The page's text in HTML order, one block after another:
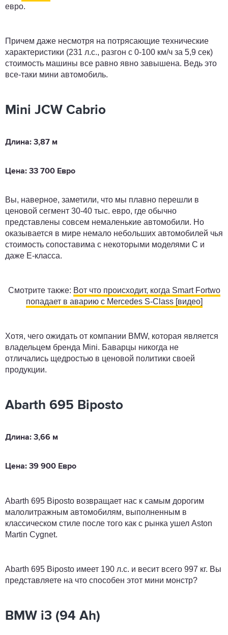
евро.
Причем даже несмотря на потрясающие технические
характеристики (231 л.с., разгон с 0-100 км/ч за 5,9 сек)
стоимость машины все равно явно завышена. Ведь это
все-таки мини автомобиль.
Mini JCW Cabrio
Длина: 3,87 м
Цена: 33 700 Евро
Вы, наверное, заметили, что мы плавно перешли в
ценовой сегмент 30-40 тыс. евро, где обычно
представлены совсем немаленькие автомобили. Но
оказывается в мире немало небольших автомобилей чья
стоимость сопоставима с некоторыми моделями С и
даже Е-класса.
Смотрите также: Вот что происходит, когда Smart Fortwo
попадает в аварию с Mercedes S-Class [видео]
Хотя, чего ожидать от компании BMW, которая является
владельцем бренда Mini. Баварцы никогда не
отличались щедростью в ценовой политики своей
продукции.
Abarth 695 Biposto
Длина: 3,66 м
Цена: 39 900 Евро
Abarth 695 Biposto возвращает нас к самым дорогим
малолитражным автомобилям, выполненным в
классическом стиле после того как с рынка ушел Aston
Martin Cygnet.
Abarth 695 Biposto имеет 190 л.с. и весит всего 997 кг. Вы
представляете на что способен этот мини монстр?
BMW i3 (94 Ah)